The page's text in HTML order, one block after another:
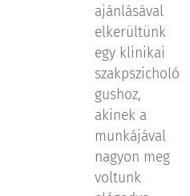
ajánlásával
elkerültünk
egy klinikai
szakpszicholó
gushoz,
akinek a
munkájával
nagyon meg
voltunk